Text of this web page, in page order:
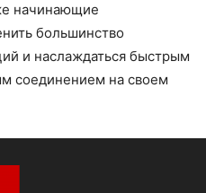
начинающие
большинство
и наслаждаться быстрым
соединением на своем